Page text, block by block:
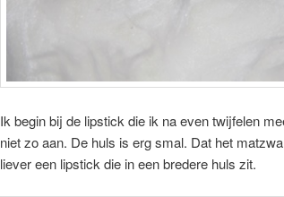
Ik begin bij de lipstick die ik na even twijfelen
niet zo aan. De huls is erg smal. Dat het
liever een lipstick die in een bredere huls zit.